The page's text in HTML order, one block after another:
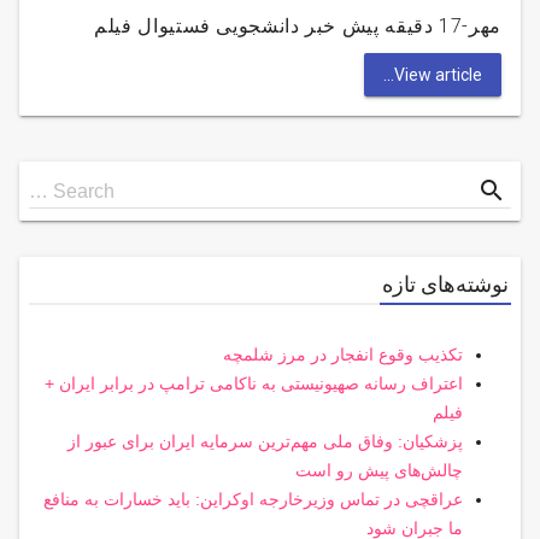
مهر-17 دقیقه پیش خبر دانشجویی فستیوال فیلم
View article...
Search
for
Search … search
نوشته‌های تازه
تکذیب وقوع انفجار در مرز شلمچه
اعتراف رسانه صهیونیستی به ناکامی ترامپ در برابر ایران +
فیلم
پزشکیان: وفاق ملی مهم‌ترین سرمایه ایران برای عبور از
چالش‌های پیش رو است
عراقچی در تماس وزیرخارجه اوکراین: باید خسارات به منافع
ما جبران شود